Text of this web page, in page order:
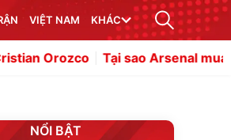
VIỆT NAM KHÁC
sao Arsenal mua Bruno Guimaraes
NỔI BẬT